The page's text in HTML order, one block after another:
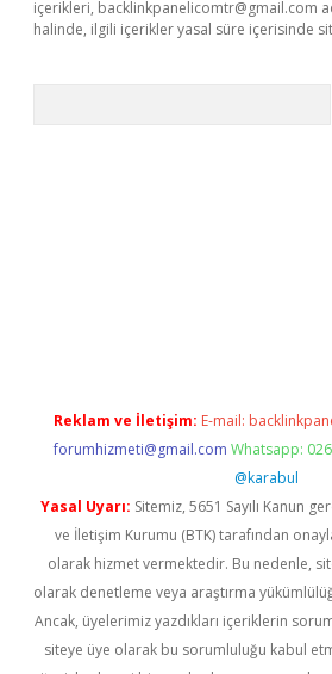
içerikleri, backlinkpanelicomtr@gmail.com
halinde, ilgili içerikler yasal süre içerisinde
Reklam ve İletişim: E-mail:
forumhizmeti@gmail.com Whatsapp:
@karabul
Yasal Uyarı: Sitemiz, 5651 Sayılı Kanun
ve İletişim Kurumu (BTK) tarafından
olarak hizmet vermektedir. Bu nedenle,
olarak denetleme veya araştırma
Ancak, üyelerimiz yazdıkları içeriklerin
siteye üye olarak bu sorumluluğu kabul